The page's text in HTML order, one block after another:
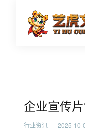
企业宣
企业宣传
行业资讯 2025-10-